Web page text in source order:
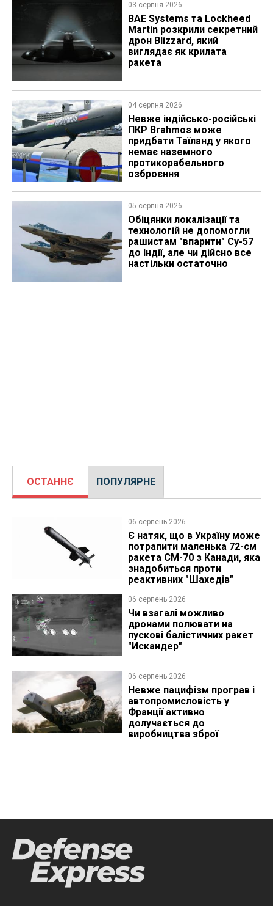
03 серпня 2026
BAE Systems та Lockheed
Martin розкрили секретний
дрон Blizzard, який
виглядає як крилата
ракета
04 серпня 2026
Невже індійсько-російські
ПКР Brahmos може
придбати Таїланд у якого
немає наземного
протикорабельного
озброєння
05 серпня 2026
Обіцянки локалізації та
технологій не допомогли
рашистам "впарити" Су-57
до Індії, але чи дійсно все
настільки остаточно
ОСТАННЄ ПОПУЛЯРНЕ
06 серпень 2026
Є натяк, що в Україну може
потрапити маленька 72-см
ракета CM-70 з Канади, яка
знадобиться проти
реактивних "Шахедів"
06 серпень 2026
Чи взагалі можливо
дронами полювати на
пускові балістичних ракет
"Искандер"
06 серпень 2026
Невже пацифізм програв і
автопромисловість у
Франції активно
долучається до
виробництва зброї